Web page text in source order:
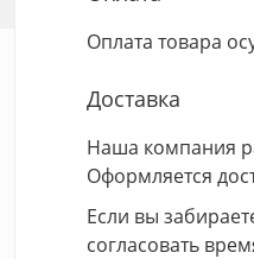
Оплата товара
Доставка
Наша компания
Оформляется
Если вы
согласовать